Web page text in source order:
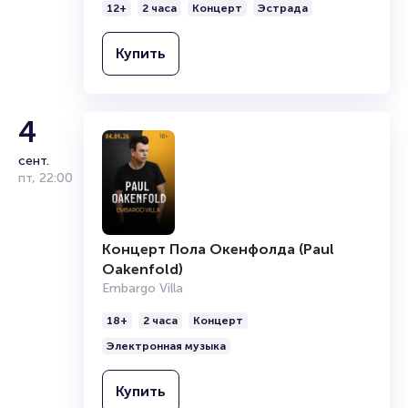
12+ 2 часа Концерт Эстрада
Купить
4
сент.
пт, 22:00
Концерт Пола Окенфолда (Paul
Oakenfold)
Embargo Villa
18+ 2 часа
Концерт
Электронная музыка
Купить